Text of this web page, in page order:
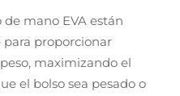
mano EVA están
proporcionar
maximizando el
el bolso sea pesado o